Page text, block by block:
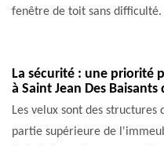
fenêtre de toit sans difficulté.
La sécurité : une priorité
à Saint Jean Des Baisants
Les velux sont des
partie supérieure de